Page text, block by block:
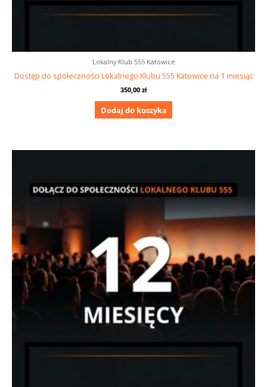
Lokalny Klub 555 Katowice
Dostęp do społeczności Lokalnego Klubu 555 Katowice na 1 miesiąc
350,00 zł
Dodaj do koszyka